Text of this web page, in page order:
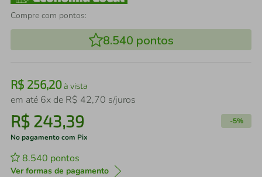
Compre com pontos:
8.540 pontos
R$ 256,20à vista
em até 6x de R$ 42,70 s/juros
R$ 243,39 -5%
No pagamento com Pix
8.540 pontos
Ver formas de pagamento